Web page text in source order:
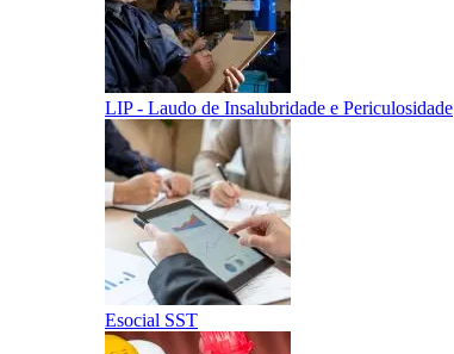
LIP - Laudo de Insalubridade e Periculosidade
Esocial SST